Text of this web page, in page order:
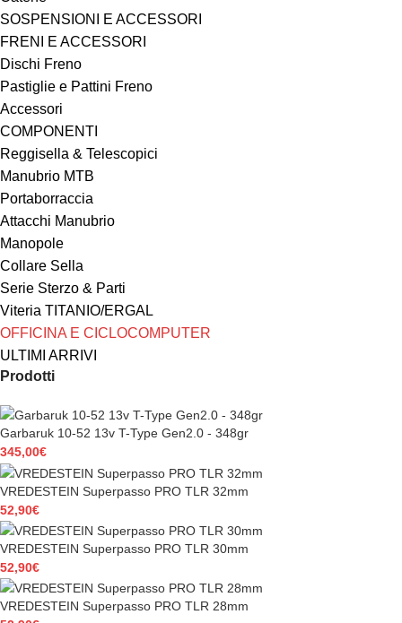
SOSPENSIONI E ACCESSORI
FRENI E ACCESSORI
Dischi Freno
Pastiglie e Pattini Freno
Accessori
COMPONENTI
Reggisella & Telescopici
Manubrio MTB
Portaborraccia
Attacchi Manubrio
Manopole
Collare Sella
Serie Sterzo & Parti
Viteria TITANIO/ERGAL
OFFICINA E CICLOCOMPUTER
ULTIMI ARRIVI
Prodotti
Garbaruk 10-52 13v T-Type Gen2.0 - 348gr
345,00€
VREDESTEIN Superpasso PRO TLR 32mm
52,90€
VREDESTEIN Superpasso PRO TLR 30mm
52,90€
VREDESTEIN Superpasso PRO TLR 28mm